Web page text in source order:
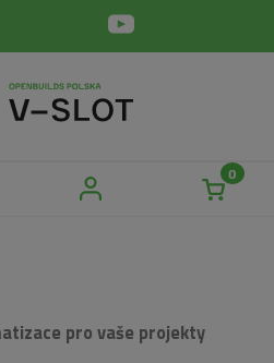
pro vaše projekty